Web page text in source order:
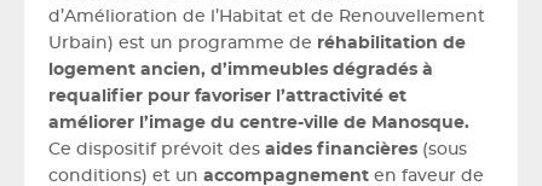
d’Amélioration de l’Habitat et de Renouvellement
Urbain) est un programme de réhabilitation de
logement ancien, d’immeubles dégradés à
requalifier pour favoriser l’attractivité et
améliorer l’image du centre-ville de Manosque.
Ce dispositif prévoit des aides financières (sous
conditions) et un accompagnement en faveur de